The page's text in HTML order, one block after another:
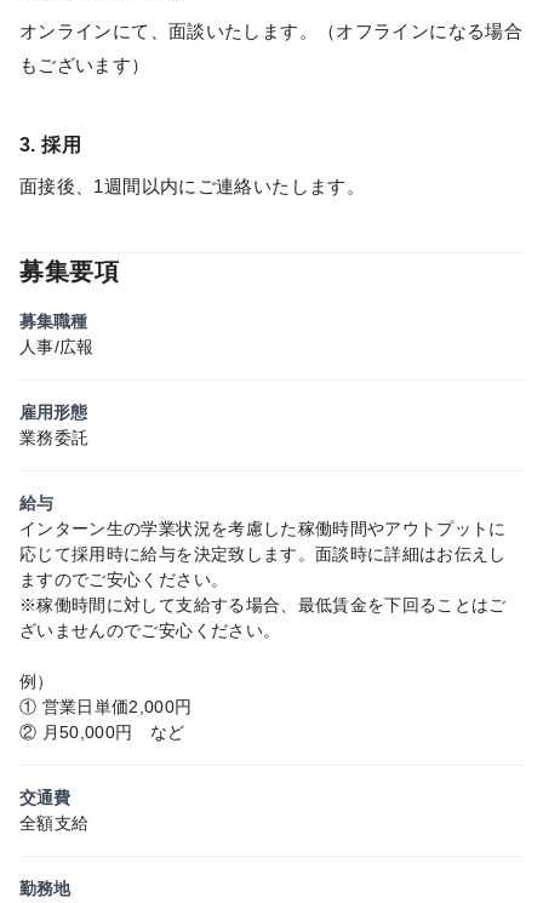
オンラインにて、面談いたします。（オフラインになる場合
もございます）
3. 採用
面接後、1週間以内にご連絡いたします。
募集要項
募集職種
人事/広報
雇用形態
業務委託
給与
インターン生の学業状況を考慮した稼働時間やアウトプットに
応じて採用時に給与を決定致します。面談時に詳細はお伝えし
ますのでご安心ください。
※稼働時間に対して支給する場合、最低賃金を下回ることはご
ざいませんのでご安心ください。
例）
① 営業日単価2,000円
② 月50,000円 など
交通費
全額支給
勤務地